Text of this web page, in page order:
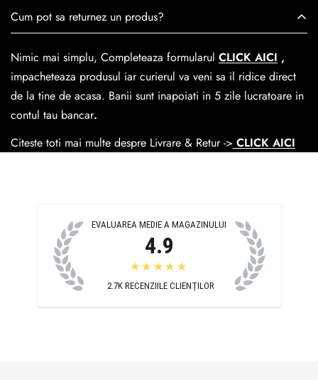
trecerea timpului.
medie livrarea dureaza 1-2 zilelucratoare prin
Easybox-ul Emag.
Cosul de livrareeste 15 lei pentru o comanda mai mica de
390 lei si Gratuit pentru o comanda de peste 390 lei.
Cum pot sa returnez un produs?
Nimic mai simplu, Completeaza formularul CLICK AICI ,
impacheteaza produsul iar curierul va veni sa il ridice direct
de la tine de acasa. Banii sunt inapoiati in 5 zile lucratoare in
contul tau bancar.
Citeste toti mai multe despre Livrare & Retur -> CLICK AICI
EVALUAREA MEDIE A MAGAZINULUI
4.9
★★★★★
2.7K RECENZIILE CLIENȚILOR